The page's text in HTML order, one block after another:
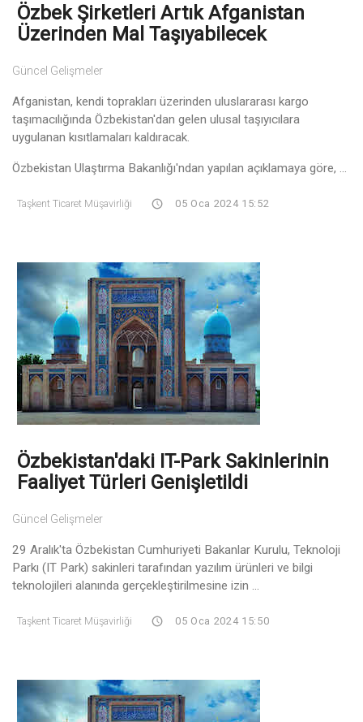
Özbek Şirketleri Artık Afganistan
Üzerinden Mal Taşıyabilecek
Güncel Gelişmeler
Afganistan, kendi toprakları üzerinden uluslararası kargo
taşımacılığında Özbekistan'dan gelen ulusal taşıyıcılara
uygulanan kısıtlamaları kaldıracak.
Özbekistan Ulaştırma Bakanlığı'ndan yapılan açıklamaya göre, ...
Taşkent Ticaret Müşavirliği 05 Oca 2024 15:52
Özbekistan'daki IT-Park Sakinlerinin
Faaliyet Türleri Genişletildi
Güncel Gelişmeler
29 Aralık'ta Özbekistan Cumhuriyeti Bakanlar Kurulu, Teknoloji
Parkı (IT Park) sakinleri tarafından yazılım ürünleri ve bilgi
teknolojileri alanında gerçekleştirilmesine izin ...
Taşkent Ticaret Müşavirliği 05 Oca 2024 15:50